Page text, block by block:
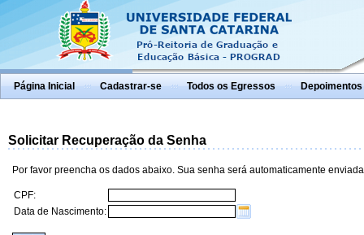
Página Inicial Cadastrar-se Todos os Egressos Depoimentos
Solicitar Recuperação da Senha
Por favor preencha os dados abaixo. Sua senha será automaticamente
CPF:
Data de Nascimento: